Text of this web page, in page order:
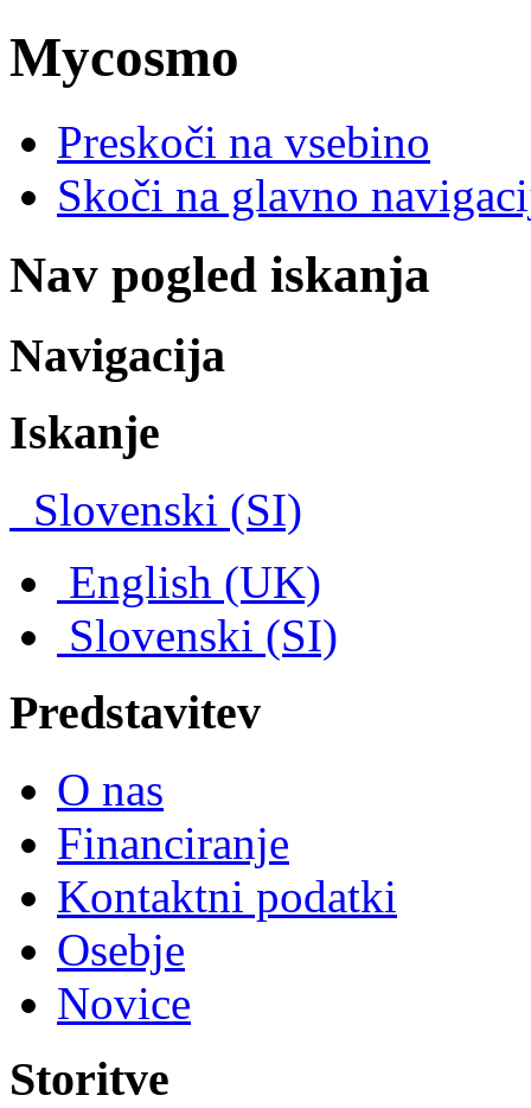
Mycosmo
Preskoči na vsebino
Skoči na glavno
Nav pogled iskanja
Navigacija
Iskanje
Slovenski (SI)
English (UK)
Slovenski (SI)
Predstavitev
O nas
Financiranje
Kontaktni podatki
Osebje
Novice
Storitve